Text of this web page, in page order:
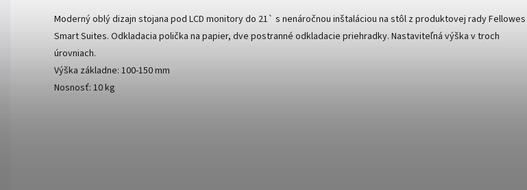
Moderný oblý dizajn stojana pod LCD monitory do 21` s nenáročnou inštaláciou na stôl z produktovej rady Fellowes
Smart Suites. Odkladacia polička na papier, dve postranné odkladacie priehradky. Nastaviteľná výška v troch
úrovniach.
Výška základne: 100-150 mm
Nosnosť: 10 kg